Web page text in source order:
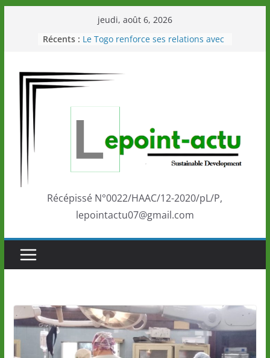
jeudi, août 6, 2026
Récents : Le Togo renforce ses relations avec
Éléphants en Côte d’Ivoire
LOTO DETENTE”, un nouveau tirage
marque de confiance au Togo sur
la scène internationale au-delà des
performances de ses athlètes
Togo: Que retenir de la politique
éducation et de l’ambition de
Récépissé N°0022/HAAC/12-2020/pL/P,
lepointactu07@gmail.com